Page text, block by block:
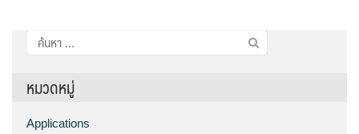
ค้นหา
สำหรับ:
หมวดหมู่
Applications